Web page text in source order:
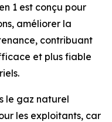
1 est conçu pour
améliorer la
contribuant
et plus fiable
le gaz naturel
les exploitants, car